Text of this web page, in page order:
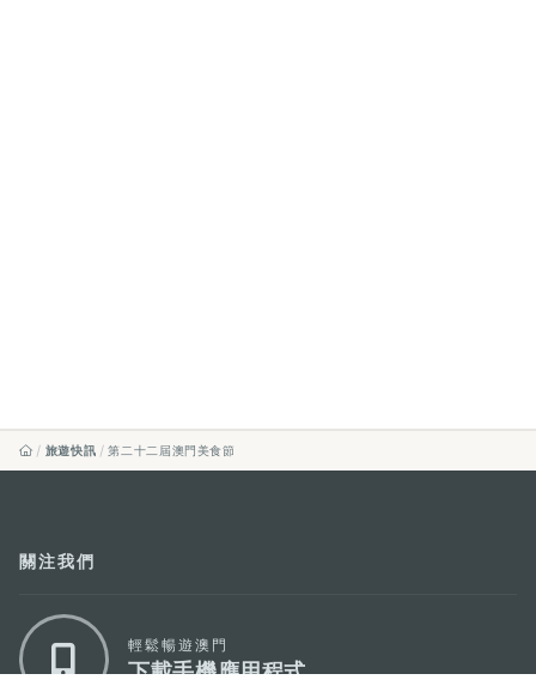
旅遊快訊 第二十二屆澳門美食節
關注我們
輕鬆暢遊澳門
下載手機應用程式